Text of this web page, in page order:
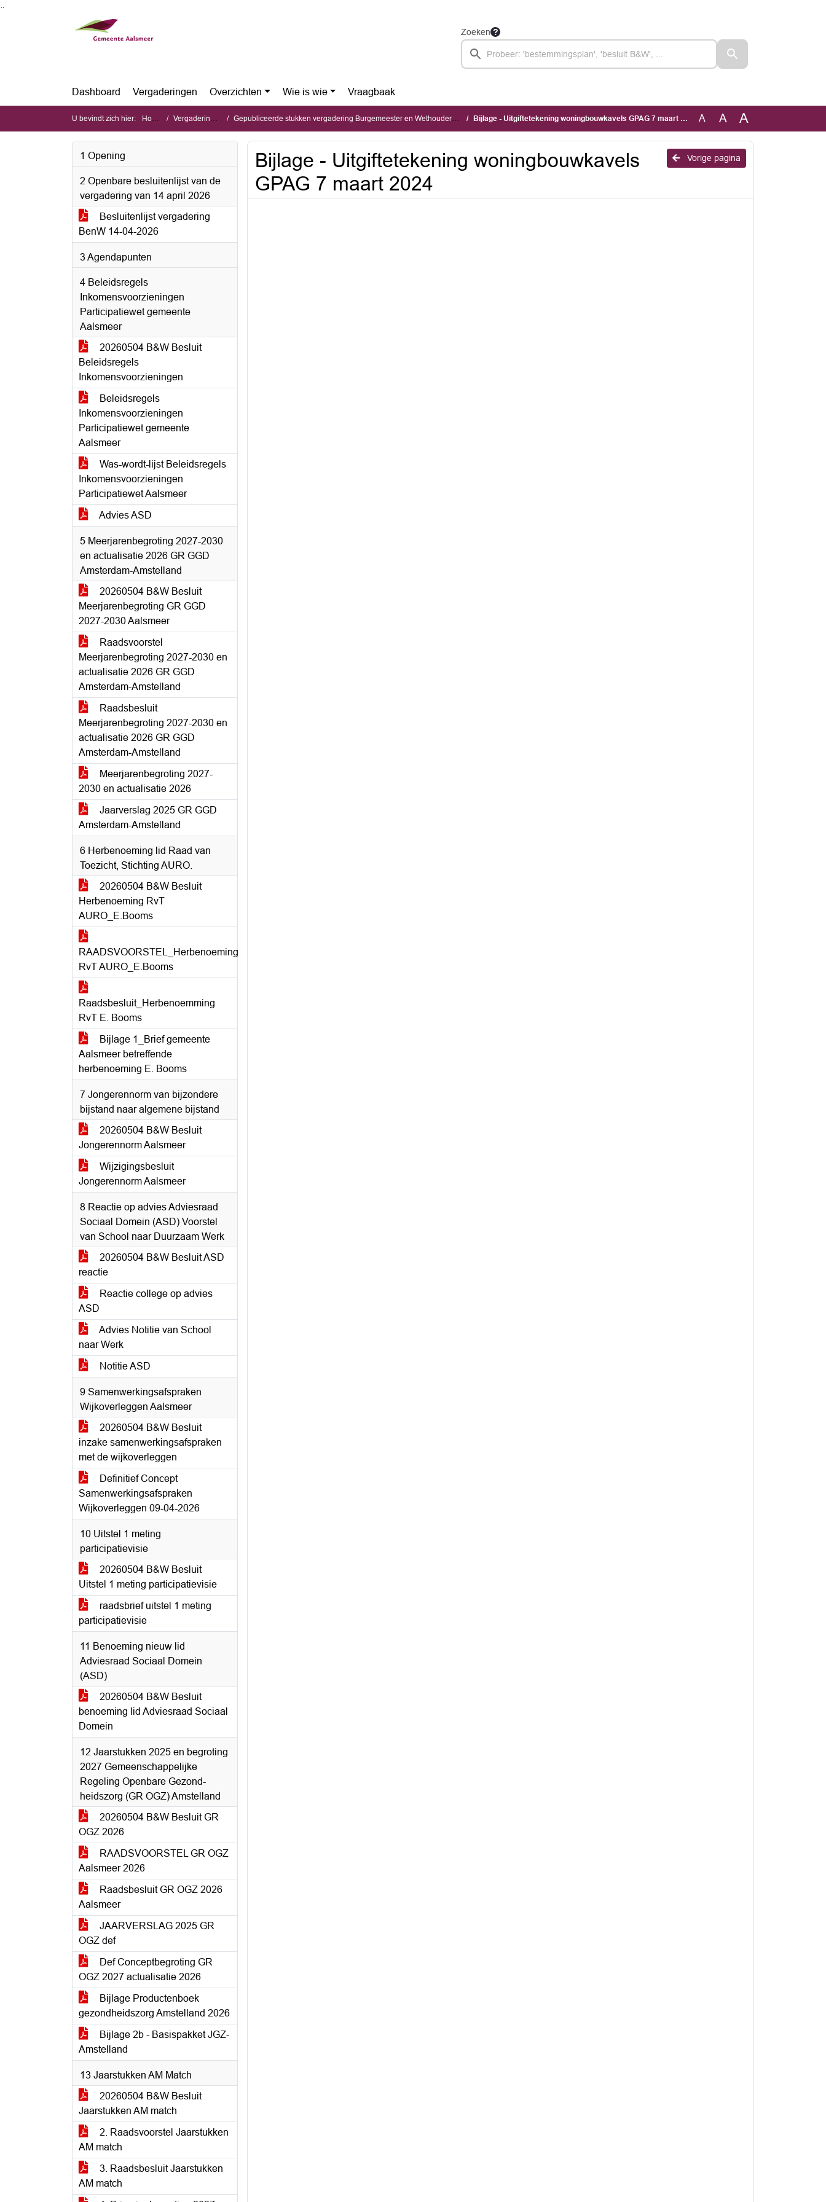
Zoeken
Dashboard Vergaderingen Overzichten Wie is wie Vraagbaak
U bevindt zich hier: Home Vergaderingen Gepubliceerde stukken vergadering Burgemeester en Wethouders (maandag 4 mei 2026) Bijlage - Uitgiftetekening woningbouwkavels GPAG 7 maart 2024 A A A
1 Opening
2 Openbare besluitenlijst van de
vergadering van 14 april 2026
Besluitenlijst vergadering
BenW 14-04-2026
3 Agendapunten
4 Beleidsregels
Inkomensvoorzieningen
Participatiewet gemeente
Aalsmeer
20260504 B&W Besluit
Beleidsregels
Inkomensvoorzieningen
Beleidsregels
Inkomensvoorzieningen
Participatiewet gemeente
Aalsmeer
Was-wordt-lijst Beleidsregels
Inkomensvoorzieningen
Participatiewet Aalsmeer
Advies ASD
5 Meerjarenbegroting 2027-2030
en actualisatie 2026 GR GGD
Amsterdam-Amstelland
20260504 B&W Besluit
Meerjarenbegroting GR GGD
2027-2030 Aalsmeer
Raadsvoorstel
Meerjarenbegroting 2027-2030 en
actualisatie 2026 GR GGD
Amsterdam-Amstelland
Raadsbesluit
Meerjarenbegroting 2027-2030 en
actualisatie 2026 GR GGD
Amsterdam-Amstelland
Meerjarenbegroting 2027-
2030 en actualisatie 2026
Jaarverslag 2025 GR GGD
Amsterdam-Amstelland
6 Herbenoeming lid Raad van
Toezicht, Stichting AURO.
20260504 B&W Besluit
Herbenoeming RvT
AURO_E.Booms
RAADSVOORSTEL_Herbenoeming
RvT AURO_E.Booms
Raadsbesluit_Herbenoemming
RvT E. Booms
Bijlage 1_Brief gemeente
Aalsmeer betreffende
herbenoeming E. Booms
7 Jongerennorm van bijzondere
bijstand naar algemene bijstand
20260504 B&W Besluit
Jongerennorm Aalsmeer
Wijzigingsbesluit
Jongerennorm Aalsmeer
8 Reactie op advies Adviesraad
Sociaal Domein (ASD) Voorstel
van School naar Duurzaam Werk
20260504 B&W Besluit ASD
reactie
Reactie college op advies
ASD
Advies Notitie van School
naar Werk
Notitie ASD
9 Samenwerkingsafspraken
Wijkoverleggen Aalsmeer
20260504 B&W Besluit
inzake samenwerkingsafspraken
met de wijkoverleggen
Definitief Concept
Samenwerkingsafspraken
Wijkoverleggen 09-04-2026
10 Uitstel 1 meting
participatievisie
20260504 B&W Besluit
Uitstel 1 meting participatievisie
raadsbrief uitstel 1 meting
participatievisie
11 Benoeming nieuw lid
Adviesraad Sociaal Domein
(ASD)
20260504 B&W Besluit
benoeming lid Adviesraad Sociaal
Domein
12 Jaarstukken 2025 en begroting
2027 Gemeenschappelijke
Regeling Openbare Gezond-
heidszorg (GR OGZ) Amstelland
20260504 B&W Besluit GR
OGZ 2026
RAADSVOORSTEL GR OGZ
Aalsmeer 2026
Raadsbesluit GR OGZ 2026
Aalsmeer
JAARVERSLAG 2025 GR
OGZ def
Def Conceptbegroting GR
OGZ 2027 actualisatie 2026
Bijlage Productenboek
gezondheidszorg Amstelland 2026
Bijlage 2b - Basispakket JGZ-
Amstelland
13 Jaarstukken AM Match
20260504 B&W Besluit
Jaarstukken AM match
2. Raadsvoorstel Jaarstukken
AM match
3. Raadsbesluit Jaarstukken
AM match
Vorige pagina
Bijlage - Uitgiftetekening woningbouwkavels
GPAG 7 maart 2024